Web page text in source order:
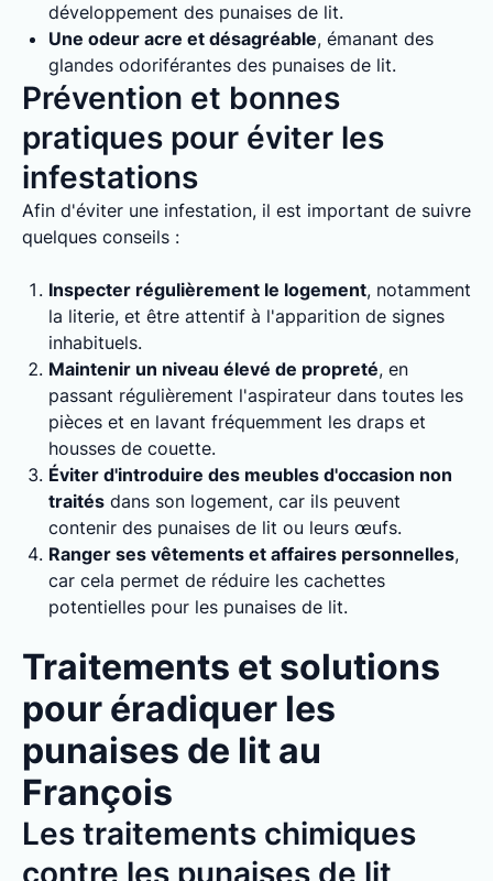
développement des punaises de lit.
Une odeur acre et désagréable, émanant des
glandes odoriférantes des punaises de lit.
Prévention et bonnes
pratiques pour éviter les
infestations
Afin d'éviter une infestation, il est important de suivre
quelques conseils :
Inspecter régulièrement le logement, notamment
la literie, et être attentif à l'apparition de signes
inhabituels.
Maintenir un niveau élevé de propreté, en
passant régulièrement l'aspirateur dans toutes les
pièces et en lavant fréquemment les draps et
housses de couette.
Éviter d'introduire des meubles d'occasion non
traités dans son logement, car ils peuvent
contenir des punaises de lit ou leurs œufs.
Ranger ses vêtements et affaires personnelles,
car cela permet de réduire les cachettes
potentielles pour les punaises de lit.
Traitements et solutions
pour éradiquer les
punaises de lit au
François
Les traitements chimiques
contre les punaises de lit